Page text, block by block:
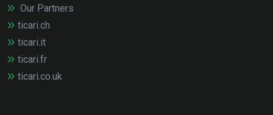
Our Partners
ticari.ch
ticari.it
ticari.fr
ticari.co.uk